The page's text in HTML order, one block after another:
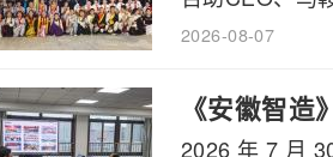
2026-08-07
《安徽智
2026 年 7 月